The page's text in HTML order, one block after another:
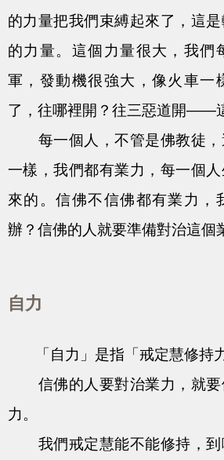
的力量把我們束縛起來了，這
的力量。這個力量很大，我們
軍，發動機很強大，像火車
了，往哪裡開？往三惡道開——
每一個人，不管是佛教徒，
一樣，我們都有業力，每一個
來的。信佛不信佛都有業力，
辦？信佛的人就要準備對治這個
自力
「自力」是指「戒定慧修持力
信佛的人要對治業力，就要
力。
我們戒定慧能不能修持，到